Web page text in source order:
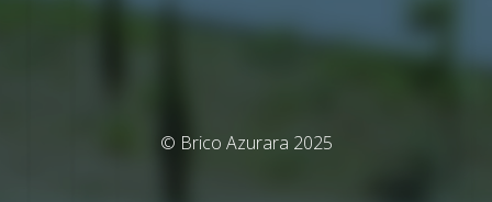
© Brico Azurara 2025